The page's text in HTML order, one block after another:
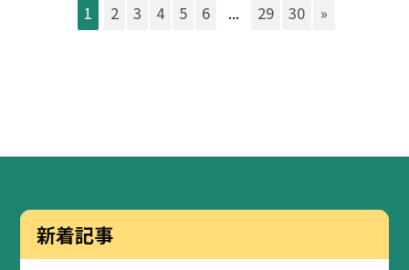
1 2 3 4 5 6 ... 29 30 »
新着記事